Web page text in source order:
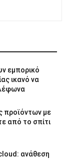
εμπορικό
ικανό να
προϊόντων με
από το σπίτι
ανάθεση